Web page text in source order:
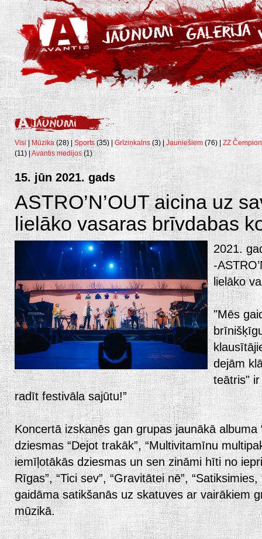
Visi| Mūzika(28) |Sports(35) | Grīziņkalns(3) |Jauniešiem (76) | ZZ
(11) |Avantis medijos(1)
15. jūn 2021. gads
ASTRO’N’OUT aicina uz
lielāko vasaras brīvdabas
2021.
-
lielāko
"Mēs
dejām
teātris"
radīt festivāla sajūtu!”
Koncertā izskanēs gan grupas jaunākā albuma
dziesmas “Dejot trakāk”, “Multivitamīnu
iemīļotākās dziesmas un sen zināmi hīti no
Rīgas”, “Tici sev”, “Gravitātei nē”,
gaidāma satikšanās uz skatuves ar vairākiem
mūzikā.